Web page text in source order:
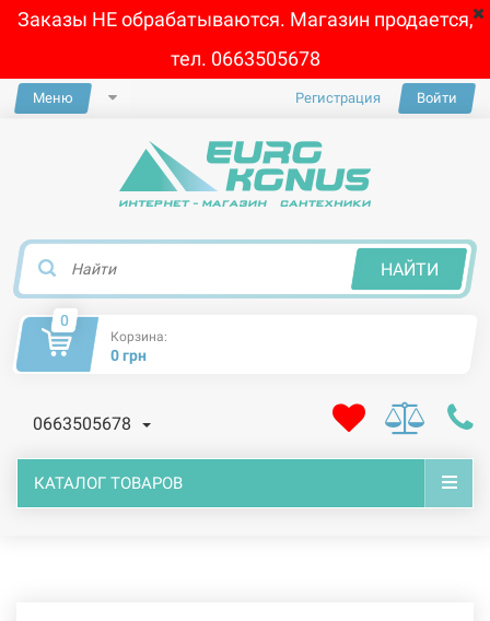
Заказы НЕ обрабатываются. Магазин продается,
тел. 0663505678
Меню Регистрация Войти
НАЙТИ
0
Корзина:
0 грн
0663505678
КАТАЛОГ ТОВАРОВ